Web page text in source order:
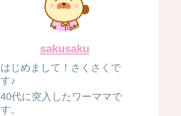
sakusaku
はじめまして！さくさくで
す♪
40代に突入したワーママで
す。